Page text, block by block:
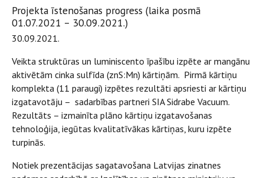
Projekta īstenošanas progress (laika posmā
01.07.2021 – 30.09.2021.)
30.09.2021.
Veikta struktūras un luminiscento īpašību izpēte ar mangānu
aktivētām cinka sulfīda (znS:Mn) kārtiņām. Pirmā kārtiņu
komplekta (11 paraugi) izpētes rezultāti apsriesti ar kārtiņu
izgatavotāju – sadarbības partneri SIA Sidrabe Vacuum.
Rezultāts – izmainīta plāno kārtiņu izgatavošanas
tehnoloģija, iegūtas kvalitatīvākas kārtiņas, kuru izpēte
turpinās.
Notiek prezentācijas sagatavošana Latvijas zinatnes